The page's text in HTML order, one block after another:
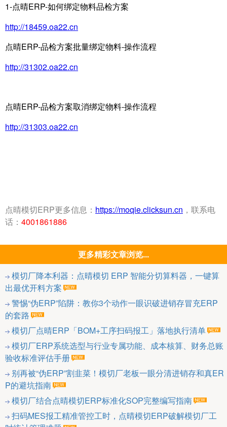
1-点晴ERP-如何绑定物料品检方案
http://18459.oa22.cn
点晴ERP-品检方案批量绑定物料-操作流程
http://31302.oa22.cn
点晴ERP-品检方案取消绑定物料-操作流程
http://31303.oa22.cn
点晴模切ERP更多信息： https://moqie.clicksun.cn ，联系电
话： 4001861886
更多精彩文章浏览...
模切厂降本利器：点晴模切 ERP 智能分切算料器，一键算
出最优开料方案
警惕“伪ERP”陷阱：教你3个动作一眼识破进销存冒充ERP
的套路
模切厂点晴ERP「BOM+工序扫码报工」落地执行清单
模切厂ERP系统选型与行业专属功能、成本核算、财务总账
验收标准评估手册
别再被“伪ERP”割韭菜！模切厂老板一眼分清进销存和真ER
P的避坑指南
模切厂结合点晴模切ERP标准化SOP完整编写指南
扫码MES报工精准管控工时，点晴模切ERP破解模切厂工